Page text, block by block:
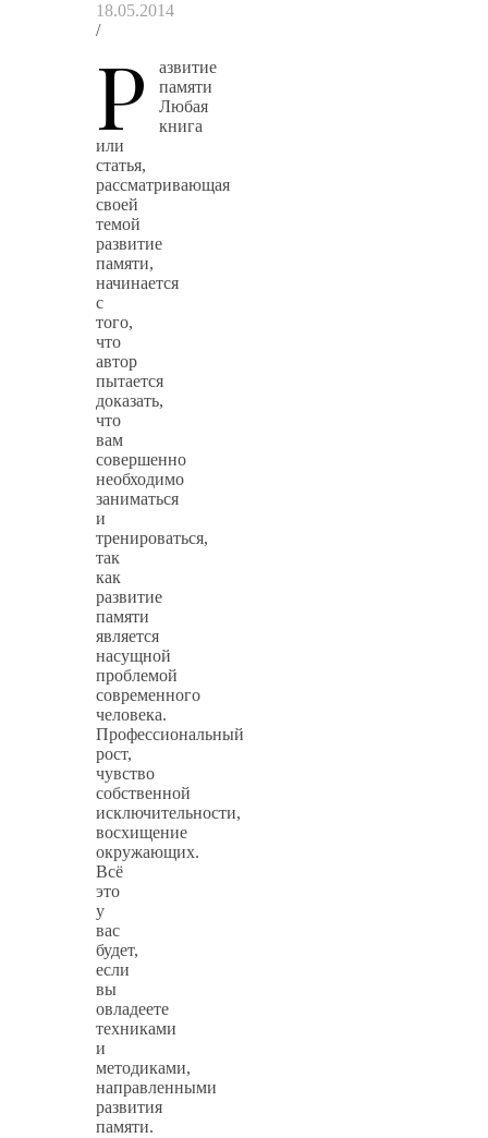
18.05.2014
/
Р
азвитие
памяти
Любая
книга
или
статья,
рассматривающая
своей
темой
развитие
памяти,
начинается
с
того,
что
автор
пытается
доказать,
что
вам
совершенно
необходимо
заниматься
и
тренироваться,
так
как
развитие
памяти
является
насущной
проблемой
современного
человека.
Профессиональный
рост,
чувство
собственной
исключительности,
восхищение
окружающих.
Всё
это
у
вас
будет,
если
вы
овладеете
техниками
и
методиками,
направленными
развития
памяти.